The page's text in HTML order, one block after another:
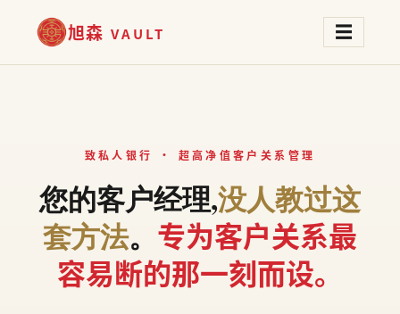
旭森 VAULT ☰
致私人银行 · 超高净值客户关系管理
您的客户经理,没人教过这
套方法。 专为客户关系最
容易断的那一刻而设。